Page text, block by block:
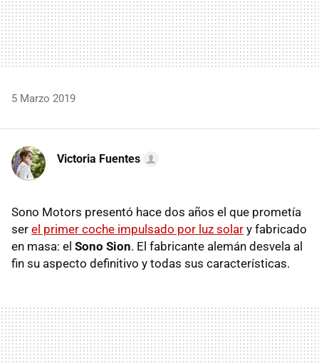
5 Marzo 2019
Victoria Fuentes
Sono Motors presentó hace dos años el que prometía
ser el primer coche impulsado por luz solar y fabricado
en masa: el Sono Sion. El fabricante alemán desvela al
fin su aspecto definitivo y todas sus características.